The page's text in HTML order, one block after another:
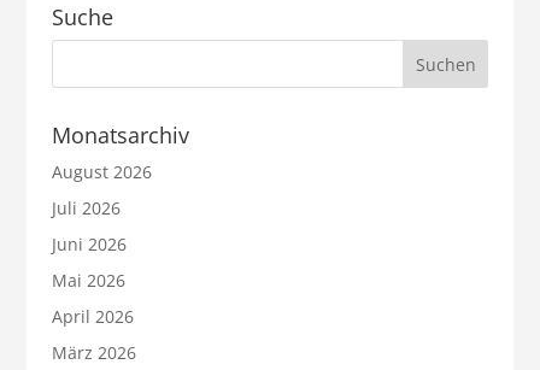
Suche
Monatsarchiv
August 2026
Juli 2026
Juni 2026
Mai 2026
April 2026
März 2026